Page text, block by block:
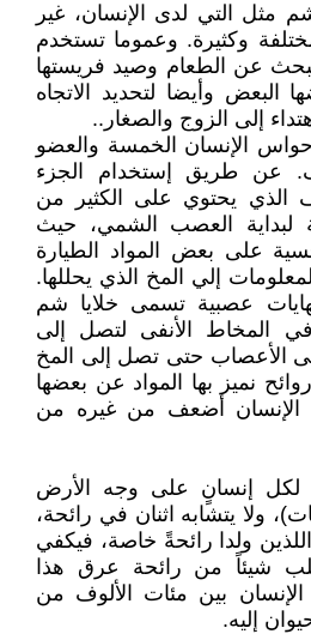
مثل التي لدى الإنسان، غير
وكثيرة. وعموما تستخدم
عن الطعام وصيد فريستها
البعض وأيضا لتحديد الاتجاه
إلى الزوج والصغار..
الإنسان الخمسة والعضو
عن طريق إستخدام الجزء
الذي يحتوي على الكثير من
لبداية العصب الشمي، حيث
على بعض المواد الطيارة
إلي المخ الذي يحللها.
عصبية تسمى خلايا شم
المخاط الأنفى لتصل إلى
إلى الأعصاب حتى تصل إلى المخ
نميز بها المواد عن بعضها
الإنسان أضعف من غيره من
لكل إنسانٍ على وجه الأرض
ولا يتشابه اثنان في رائحة،
ولدا رائحةً خاصة، فيكفي
شيئاً من رائحة عرق هذا
الإنسان بين مئات الألوف من
إليه.